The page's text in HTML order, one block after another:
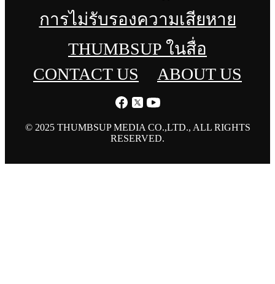
การไม่รับรองความเสียหาย
THUMBSUP ในสื่อ
CONTACT US
ABOUT US
© 2025 THUMBSUP MEDIA CO.,LTD., ALL RIGHTS
RESERVED.